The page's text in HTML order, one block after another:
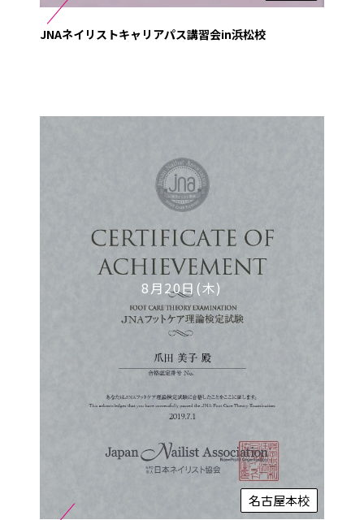
JNAネイリストキャリアパス講習会in浜松校
8月20日(木)
名古屋本校